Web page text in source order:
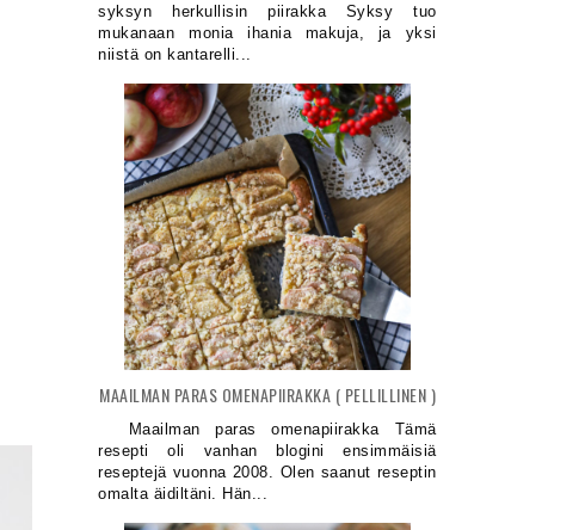
syksyn herkullisin piirakka Syksy tuo
mukanaan monia ihania makuja, ja yksi
niistä on kantarelli...
MAAILMAN PARAS OMENAPIIRAKKA ( PELLILLINEN )
Maailman paras omenapiirakka Tämä
resepti oli vanhan blogini ensimmäisiä
reseptejä vuonna 2008. Olen saanut reseptin
omalta äidiltäni. Hän...